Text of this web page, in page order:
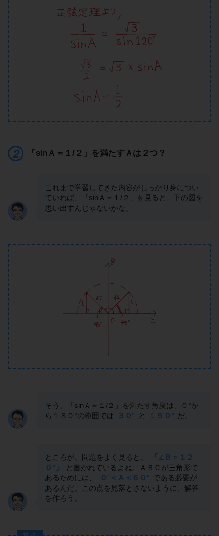
「sinＡ＝１/２」を満たすＡは２つ？
これまで学習してきた内容がしっかり身につい
ていれば、「sinＡ＝１/２」を見ると、下の図を
思い出すんじゃないかな。
そう、「sinＡ＝１/２」を満たす角度は、０°か
ら１８０°の範囲では
３０° と １５０° だ。
ところが、問題をよく見ると、
「∠Ｂ＝１２
０°」
と書かれているよね。ＡＢＣが三角形で
あるためには、
０°＜Ａ＜６０° である必要が
あるんだ。この点を見落とさないように、解答
を作ろう。